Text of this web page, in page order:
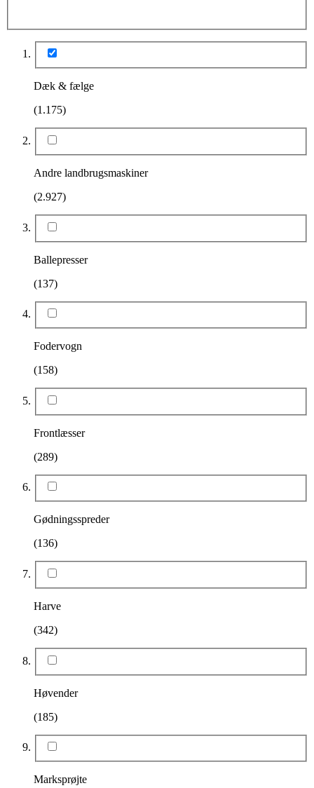
Dæk & fælge
(1.175)
Andre landbrugsmaskiner
(2.927)
Ballepresser
(137)
Fodervogn
(158)
Frontlæsser
(289)
Gødningsspreder
(136)
Harve
(342)
Høvender
(185)
Marksprøjte